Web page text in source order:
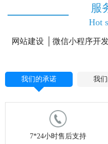
服
Hot
网站建设 微信小程序开
我们的承诺 我
7*24小时售后支持